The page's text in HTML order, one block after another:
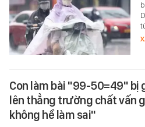
Con làm bài "99-50=49" bị
lên thẳng trường chất vấn
không hề làm sai"